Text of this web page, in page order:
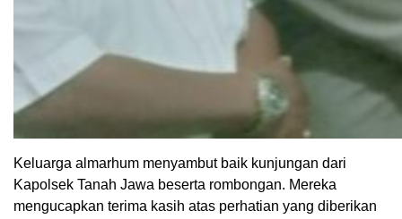
Keluarga almarhum menyambut baik kunjungan dari
Kapolsek Tanah Jawa beserta rombongan. Mereka
mengucapkan terima kasih atas perhatian yang diberikan